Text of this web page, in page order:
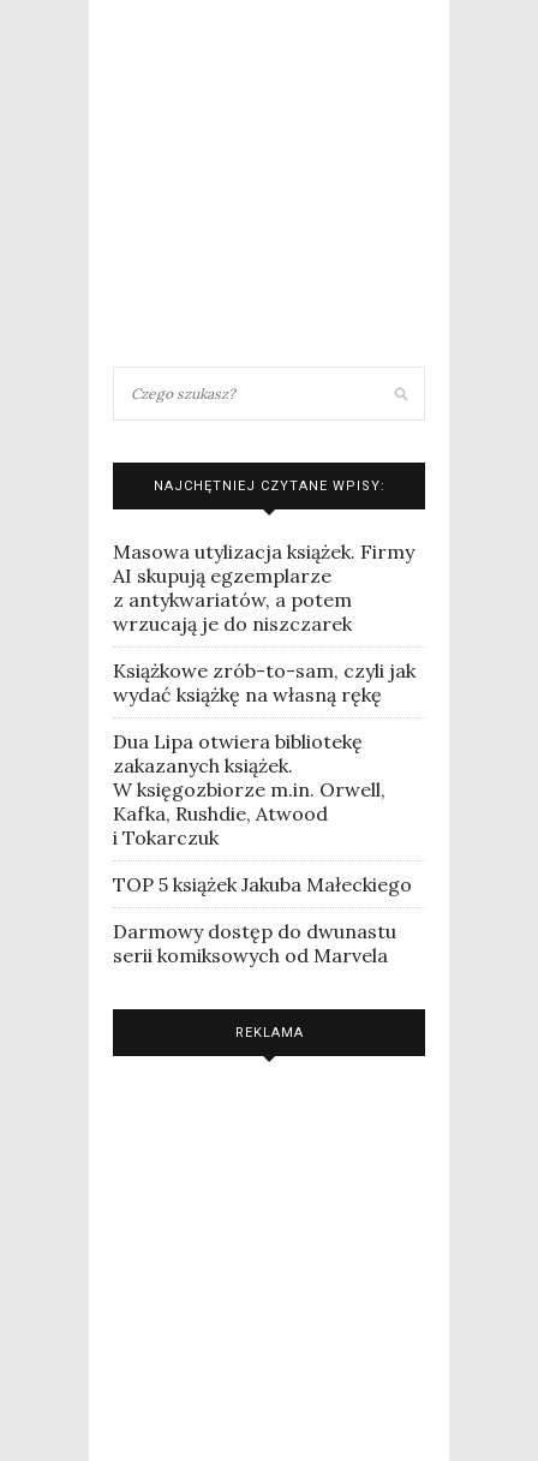
NAJCHĘTNIEJ CZYTANE WPISY:
Masowa utylizacja książek. Firmy
AI skupują egzemplarze
z antykwariatów, a potem
wrzucają je do niszczarek
Książkowe zrób-to-sam, czyli jak
wydać książkę na własną rękę
Dua Lipa otwiera bibliotekę
zakazanych książek.
W księgozbiorze m.in. Orwell,
Kafka, Rushdie, Atwood
i Tokarczuk
TOP 5 książek Jakuba Małeckiego
Darmowy dostęp do dwunastu
serii komiksowych od Marvela
REKLAMA